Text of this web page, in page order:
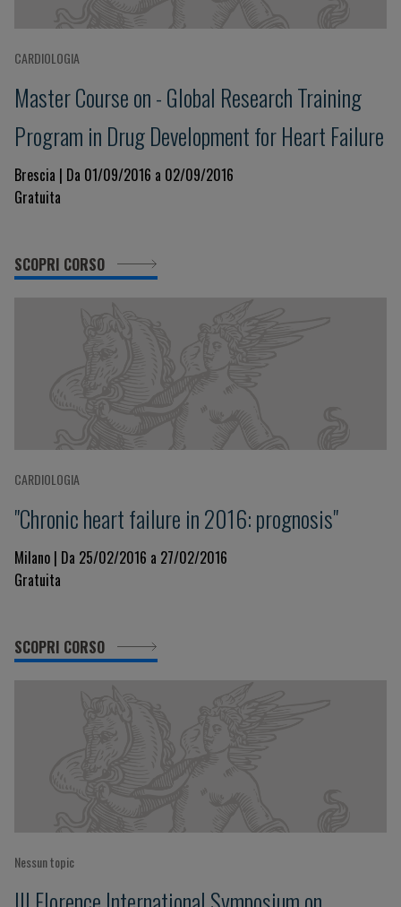
CARDIOLOGIA
Master Course on - Global Research Training
Program in Drug Development for Heart Failure
Brescia | Da 01/09/2016 a 02/09/2016
Gratuita
SCOPRI CORSO
CARDIOLOGIA
"Chronic heart failure in 2016: prognosis"
Milano | Da 25/02/2016 a 27/02/2016
Gratuita
SCOPRI CORSO
Nessun topic